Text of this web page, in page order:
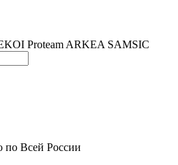
Proteam ARKEA SAMSIC
по Всей России